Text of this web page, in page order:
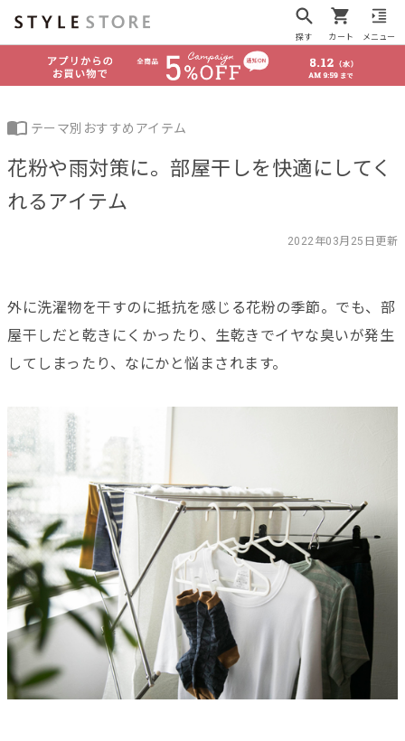
探す カート メニュー
テーマ別おすすめアイテム
花粉や雨対策に。部屋干しを快適にしてく
れるアイテム
2022年03月25日更新
外に洗濯物を干すのに抵抗を感じる花粉の季節。でも、部
屋干しだと乾きにくかったり、生乾きでイヤな臭いが発生
してしまったり、なにかと悩まされます。